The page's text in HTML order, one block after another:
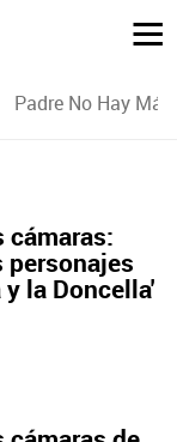
Padre No Hay
cámaras:
personajes
la Doncella'